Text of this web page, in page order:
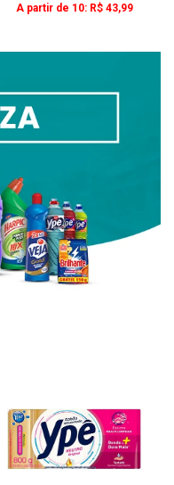
A partir de 10: R$ 43,99